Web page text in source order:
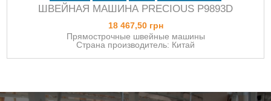
ШВЕЙНАЯ МАШИНА PRECIOUS P9893D
18 467,50 грн
Прямострочные швейные машины
Страна производитель: Китай